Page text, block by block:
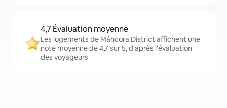
4,7 Évaluation moyenne
Les logements de Máncora District affichent une
note moyenne de 4,7 sur 5, d'après l'évaluation
des voyageurs